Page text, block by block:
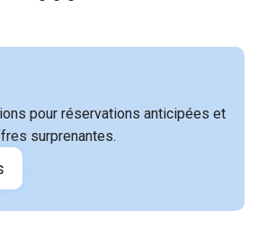
pour réservations anticipées et
surprenantes.